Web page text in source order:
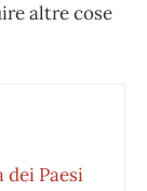
altre cose
Paesi